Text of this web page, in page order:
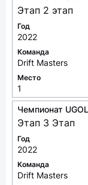
Этап 2 этап
Год
2022
Команда
Drift Masters
Место
1
Чемпионат
Этап 3 Этап
Год
2022
Команда
Drift Masters